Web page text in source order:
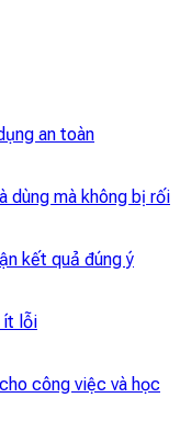
an toàn
dùng mà không bị rối
kết quả đúng ý
ít lỗi
công việc và học